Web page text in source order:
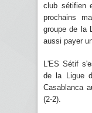
club sétifien
prochains
groupe de la
aussi payer
L'ES Sétif
de la Ligue
Casablanca
(2-2).